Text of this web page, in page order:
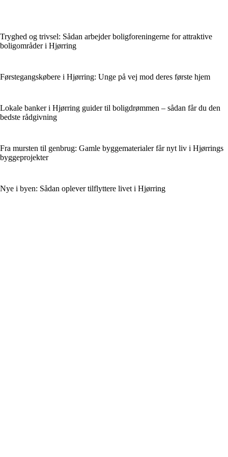
Tryghed og trivsel: Sådan arbejder boligforeningerne for attraktive
boligområder i Hjørring
Førstegangskøbere i Hjørring: Unge på vej mod deres første hjem
Lokale banker i Hjørring guider til boligdrømmen – sådan får du den
bedste rådgivning
Fra mursten til genbrug: Gamle byggematerialer får nyt liv i Hjørrings
byggeprojekter
Nye i byen: Sådan oplever tilflyttere livet i Hjørring